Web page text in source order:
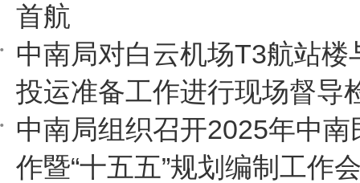
首航
中南局对白云机场T3航站楼
投运准备工作进行现场督导
中南局组织召开2025年中南
作暨“十五五”规划编制工作